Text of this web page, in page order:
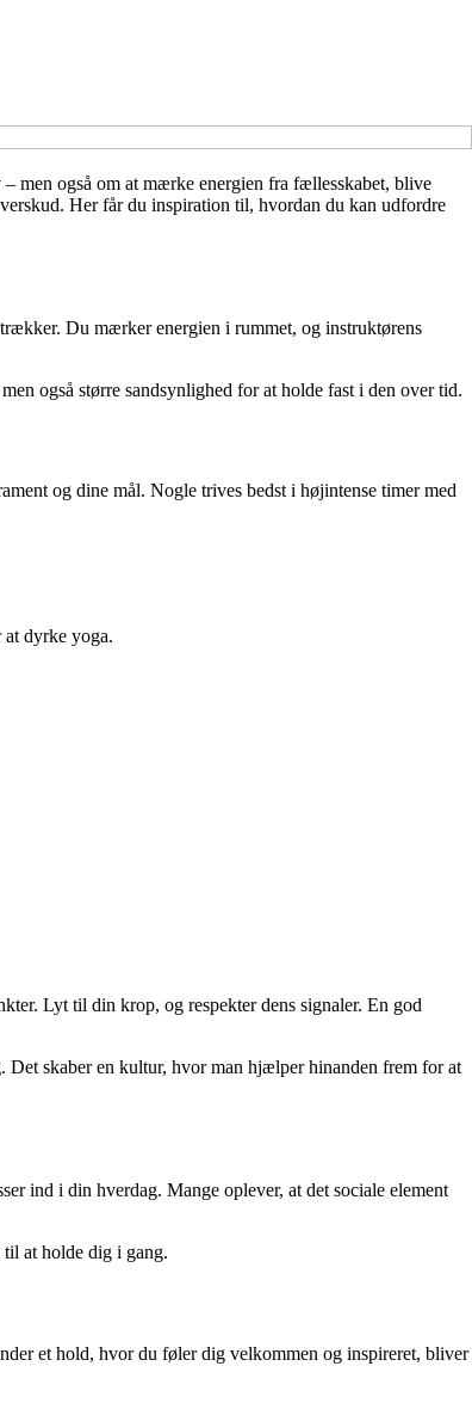
men også om at mærke energien fra fællesskabet, blive
Her får du inspiration til, hvordan du kan udfordre
Du mærker energien i rummet, og instruktørens
også større sandsynlighed for at holde fast i den over tid.
og dine mål. Nogle trives bedst i højintense timer med
dyrke yoga.
Lyt til din krop, og respekter dens signaler. En god
Det skaber en kultur, hvor man hjælper hinanden frem for at
ind i din hverdag. Mange oplever, at det sociale element
at holde dig i gang.
et hold, hvor du føler dig velkommen og inspireret, bliver